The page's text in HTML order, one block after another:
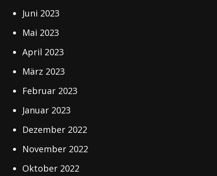
Juni 2023
Mai 2023
April 2023
März 2023
Februar 2023
Januar 2023
Dezember 2022
November 2022
Oktober 2022